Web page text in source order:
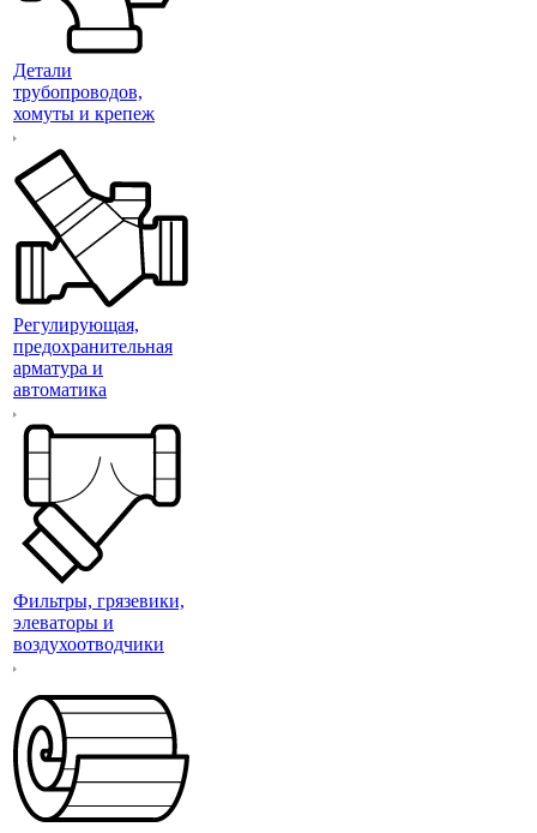
Детали
трубопроводов,
хомуты и крепеж
Регулирующая,
предохранительная
арматура и
автоматика
Фильтры, грязевики,
элеваторы и
воздухоотводчики